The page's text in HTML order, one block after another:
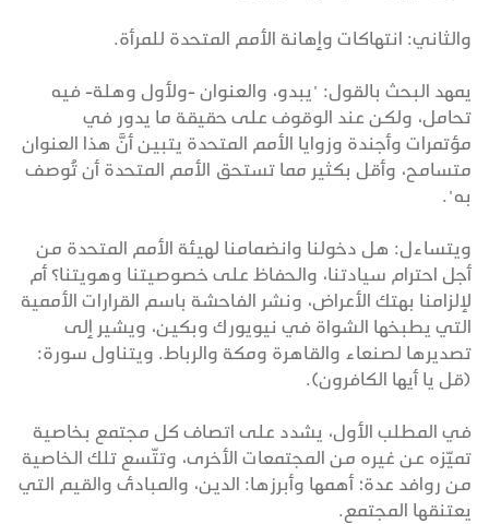
والثاني: انتهاكات وإهانة الأمم المتحدة للمرأة.
يمهد البحث بالقول: "يبدو، والعنوان -ولأول وهلة- فيه
تحامل، ولكن عند الوقوف على حقيقة ما يدور في
مؤتمرات وأجندة وزوايا الأمم المتحدة يتبين أنَّ هذا العنوان
متسامح، وأقل بكثير مما تستحق الأمم المتحدة أن تُوصف
به".
ويتساءل: هل دخولنا وانضمامنا لهيئة الأمم المتحدة من
أجل احترام سيادتنا، والحفاظ على خصوصيتنا وهويتنا؟ أم
لإلزامنا بهتك الأعراض، ونشر الفاحشة باسم القرارات الأممية
التي يطبخها الشواة في نيويورك وبكين، ويشير إلى
تصديرها لصنعاء والقاهرة ومكة والرباط. ويتناول سورة:
(قل يا أيها الكافرون).
في المطلب الأول، يشدد على اتصاف كل مجتمع بخاصية
تميّزه عن غيره من المجتمعات الأخرى، وتتّسع تلك الخاصية
من روافد عدة؛ أهمها وأبرزها: الدين، والمبادئ والقيم التي
يعتنقها المجتمع.